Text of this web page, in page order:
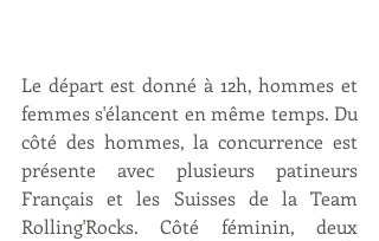
Le départ est donné à 12h, hommes et
femmes s'élancent en même temps. Du
côté des hommes, la concurrence est
présente avec plusieurs patineurs
Français et les Suisses de la Team
Rolling'Rocks. Côté féminin, deux